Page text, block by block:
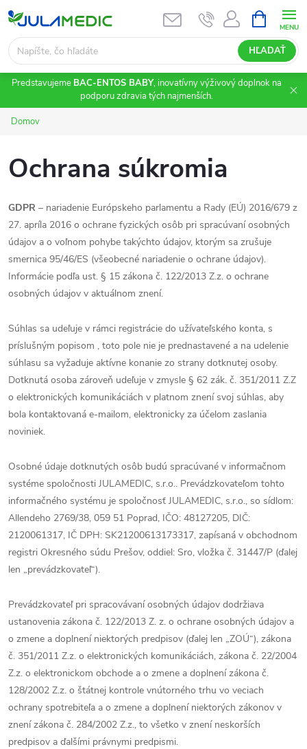
Prejsť
na
obsah
HĽADAŤ
KOŠÍK
Predstavujeme BAC-ENTOS BABY, inovatívny výživový doplnok na
podporu zdravia tých najmenších.
Domov
Ochrana súkromia
GDPR – nariadenie Európskeho parlamentu a Rady (EÚ) 2016/679 z
27. apríla 2016 o ochrane fyzických osôb pri spracúvaní osobných
údajov a o voľnom pohybe takýchto údajov, ktorým sa zrušuje
smernica 95/46/ES (všeobecné nariadenie o ochrane údajov).
Informácie podľa ust. § 15 zákona č. 122/2013 Z.z. o ochrane
osobných údajov v aktuálnom znení.
Súhlas sa udeľuje v rámci registrácie do užívateľského konta, s
príslušným popisom , toto pole nie je prednastavené a na udelenie
súhlasu sa vyžaduje aktívne konanie zo strany dotknutej osoby.
Dotknutá osoba zároveň udeľuje v zmysle § 62 zák. č. 351/2011 Z.Z
o elektronických komunikáciách v platnom znení svoj súhlas, aby
bola kontaktovaná e-mailom, elektronicky za účelom zaslania
noviniek.
Osobné údaje dotknutých osôb budú spracúvané v informačnom
systéme spoločnosti JULAMEDIC, s.r.o.. Prevádzkovateľom tohto
informačného systému je spoločnosť JULAMEDIC, s.r.o., so sídlom:
Allendeho 2769/38, 059 51 Poprad, IČO: 48127205, DIČ:
2120061317, IČ DPH: SK21200613173317, zapísaná v obchodnom
registri Okresného súdu Prešov, oddiel: Sro, vložka č. 31447/P (ďalej
len „prevádzkovateľ“).
Prevádzkovateľ pri spracovávaní osobných údajov dodržiava
ustanovenia zákona č. 122/2013 Z. z. o ochrane osobných údajov a
o zmene a doplnení niektorých predpisov (ďalej len „ZOÚ“), zákona
č. 351/2011 Z.z. o elektronických komunikáciách, zákona č. 22/2004
Z.z. o elektronickom obchode a o zmene a doplnení zákona č.
128/2002 Z.z. o štátnej kontrole vnútorného trhu vo veciach
ochrany spotrebiteľa a o zmene a doplnení niektorých zákonov v
znení zákona č. 284/2002 Z.z., to všetko v znení neskorších
predpisov a ďalšími právnymi predpismi.